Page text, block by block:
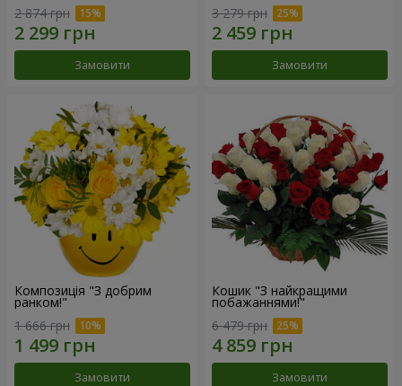
2 874 грн
Замовити
3 279 грн
Замовити
Композиція "З добрим
ранком!"
1 666 грн
Замовити
Кошик "З найкращими
побажаннями!"
6 479 грн
Замовити